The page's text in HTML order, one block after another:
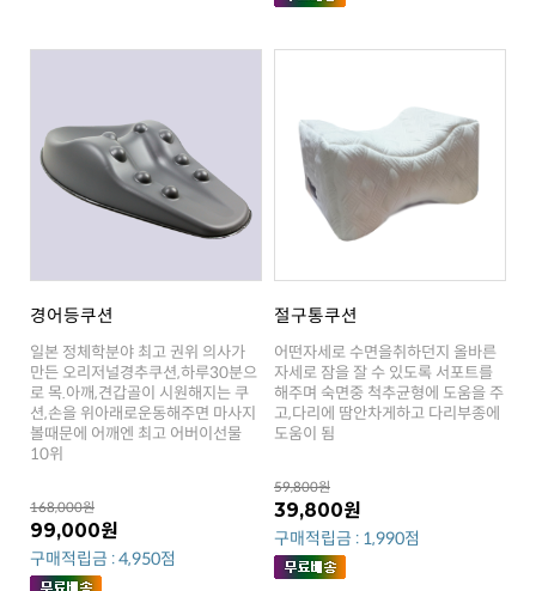
경어등쿠션
10위
168,000원
99,000원
구매적립금 : 4,950점
절구통쿠션
도움이 됨
59,800원
39,800원
구매적립금 : 1,990점